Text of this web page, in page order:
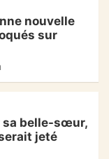
nouvelle
sur
sa belle-sœur,
jeté